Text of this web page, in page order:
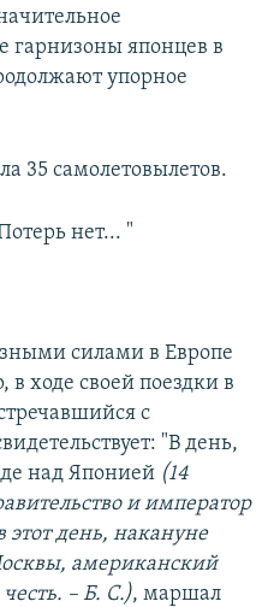
гарнизоны японцев в
упорное
35 самолетовылетов.
нет... "
силами в Европе
в ходе своей поездки в
с
"В день,
над Японией (14
и император
этот день, накануне
американский
– Б. С.), маршал